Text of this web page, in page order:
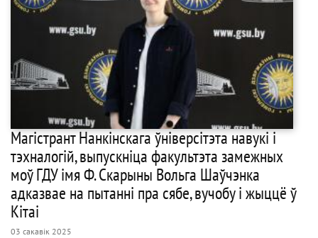
Магістрант Нанкінскага ўніверсітэта навукі і
тэхналогій, выпускніца факультэта замежных
моў ГДУ імя Ф. Скарыны Вольга Шаўчэнка
адказвае на пытанні пра сябе, вучобу і жыццё ў
Кітаі
03 сакавік 2025